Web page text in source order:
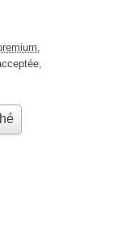
,
,